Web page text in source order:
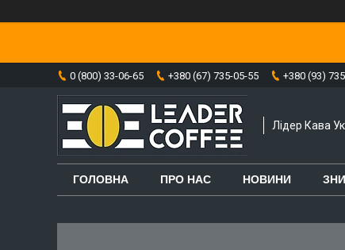
0 (800) 33-06-65 +380 (67) 735-05-55 +380 (93)
Лідер Кава
ГОЛОВНА ПРО НАС НОВИНИ